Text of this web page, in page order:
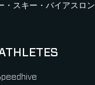
・スキー・バイアスロン